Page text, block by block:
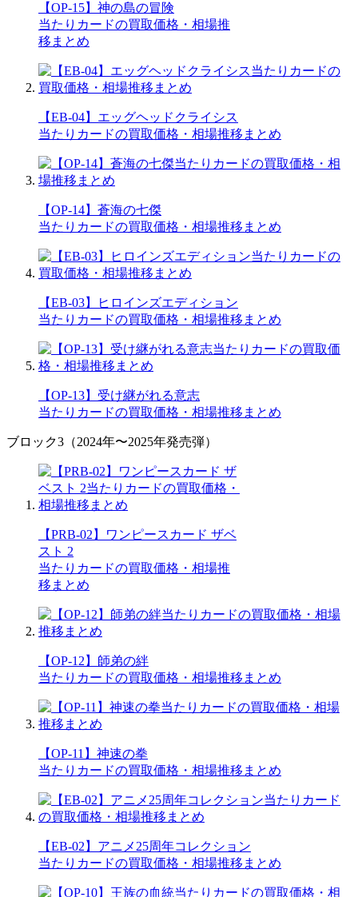
【OP-15】神の島の冒険
当たりカードの買取価格・相場推
移まとめ
【EB-04】エッグヘッドクライシス
当たりカードの買取価格・相場推移まとめ
【OP-14】蒼海の七傑
当たりカードの買取価格・相場推移まとめ
【EB-03】ヒロインズエディション
当たりカードの買取価格・相場推移まとめ
【OP-13】受け継がれる意志
当たりカードの買取価格・相場推移まとめ
ブロック3（2024年〜2025年発売弾）
【PRB-02】ワンピースカード ザベ
スト 2
当たりカードの買取価格・相場推
移まとめ
【OP-12】師弟の絆
当たりカードの買取価格・相場推移まとめ
【OP-11】神速の拳
当たりカードの買取価格・相場推移まとめ
【EB-02】アニメ25周年コレクション
当たりカードの買取価格・相場推移まとめ